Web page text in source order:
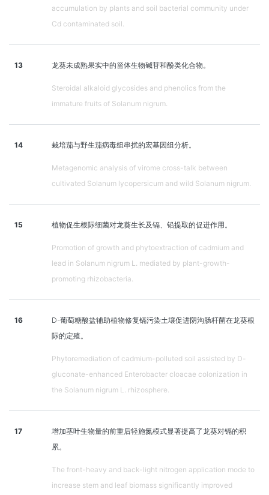
accumulation by plants and soil bacterial community under
Cd contaminated soil.
13 龙葵未成熟果实中的甾体生物碱苷和酚类化合物。
Steroidal alkaloid glycosides and phenolics from the
immature fruits of Solanum nigrum.
14 栽培茄与野生茄病毒组串扰的宏基因组分析。
Metagenomic analysis of virome cross-talk between
cultivated Solanum lycopersicum and wild Solanum nigrum.
15 植物促生根际细菌对龙葵生长及镉、铅提取的促进作用。
Promotion of growth and phytoextraction of cadmium and
lead in Solanum nigrum L. mediated by plant-growth-
promoting rhizobacteria.
16
D-葡萄糖酸盐辅助植物修复镉污染土壤促进阴沟肠杆菌在龙葵根
际的定殖。
Phytoremediation of cadmium-polluted soil assisted by D-
gluconate-enhanced Enterobacter cloacae colonization in
the Solanum nigrum L. rhizosphere.
17
增加茎叶生物量的前重后轻施氮模式显著提高了龙葵对镉的积
累。
The front-heavy and back-light nitrogen application mode to
increase stem and leaf biomass significantly improved